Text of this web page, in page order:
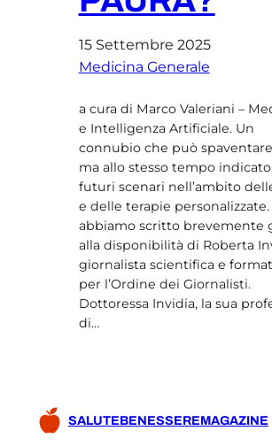
15 Settembre 2025
Medicina Generale
a cura di Marco Valeriani –
e Intelligenza Artificiale. Un
connubio che può
ma allo stesso tempo
futuri scenari nell’ambito
e delle terapie personalizzate.
abbiamo scritto brevemente
alla disponibilità di Roberta
giornalista scientifica e
per l’Ordine dei Giornalisti.
Dottoressa Invidia, la sua
di…
SALUTEBENESSEREMAGAZINE